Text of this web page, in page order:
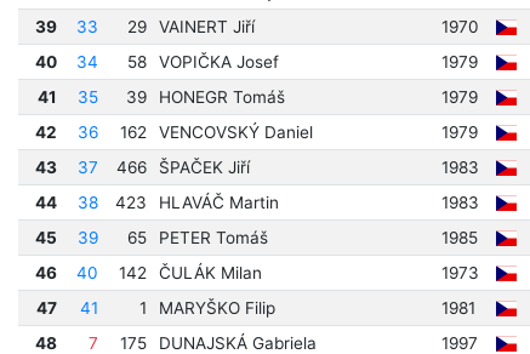
39
33 29 VAINERT Jiří 1970
40
34 58 VOPIČKA Josef 1979
41
35 39 HONEGR Tomáš 1979
42
36 162 VENCOVSKÝ Daniel 1979
43
37 466 ŠPAČEK Jiří 1983
44
38 423 HLAVÁČ Martin 1983
45
39 65 PETER Tomáš 1985
46
40 142 ČULÁK Milan 1973
47
41 1 MARYŠKO Filip 1981
48
7 175 DUNAJSKÁ Gabriela 1997